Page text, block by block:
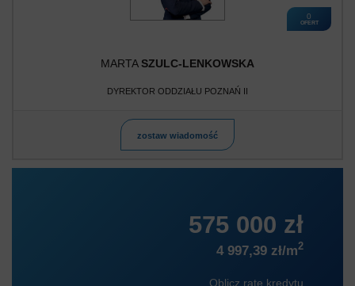
0
OFERT
MARTA SZULC-LENKOWSKA
DYREKTOR ODDZIAŁU POZNAŃ II
zostaw wiadomość
575 000 zł
4 997,39 zł/m2
Oblicz ratę kredytu